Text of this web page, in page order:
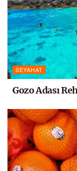
SEYAHAT
Gozo Adası